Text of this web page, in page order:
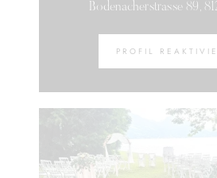
Bodenacherstrasse 89,
PROFIL